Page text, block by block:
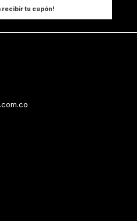
recibir tu cupón!